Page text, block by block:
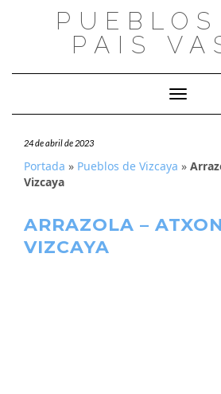
PAIS
Cambiar
24 de abril de 2023
Portada » Pueblos de Vizcaya »
Vizcaya
ARRAZOLA –
VIZCAYA